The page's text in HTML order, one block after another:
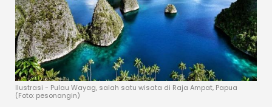
Ilustrasi - Pulau Wayag, salah satu wisata di Raja Ampat, Papua
(Foto: pesonangin)